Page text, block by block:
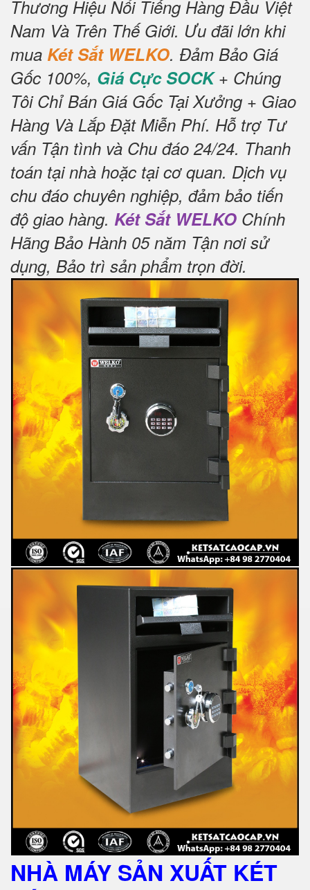
Thương Hiệu Nổi Tiếng Hàng Đầu Việt
Nam Và Trên Thế Giới. Ưu đãi lớn khi
mua Két Sắt WELKO. Đảm Bảo Giá
Gốc 100%, Giá Cực SOCK+ Chúng
Tôi Chỉ Bán Giá Gốc Tại Xưởng + Giao
Hàng Và Lắp Đặt Miễn Phí. Hỗ trợ Tư
vấn Tận tình và Chu đáo 24/24. Thanh
toán tại nhà hoặc tại cơ quan. Dịch vụ
chu đáo chuyên nghiệp, đảm bảo tiến
độ giao hàng. Két Sắt WELKO Chính
Hãng Bảo Hành 05 năm Tận nơi sử
dụng, Bảo trì sản phẩm trọn đời.
NHÀ MÁY SẢN XUẤT KÉT